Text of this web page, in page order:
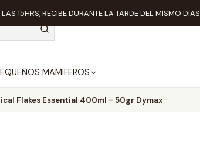
MAMIFEROS
15HRS, RECIBE DURANTE LA TARDE DEL MISMO DIAS
Flakes Essential 400ml - 50gr Dymax